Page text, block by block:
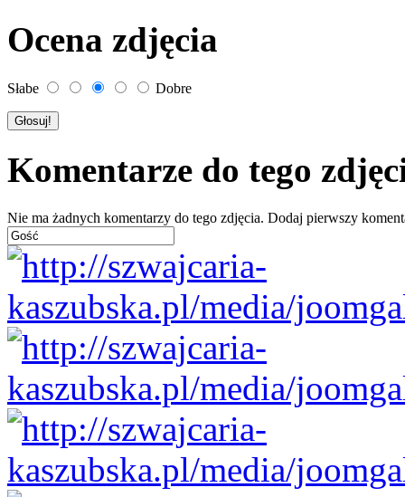
Ocena zdjęcia
Słabe Dobre
Komentarze do tego
Nie ma żadnych komentarzy do tego zdjęcia. Dodaj pierwszy